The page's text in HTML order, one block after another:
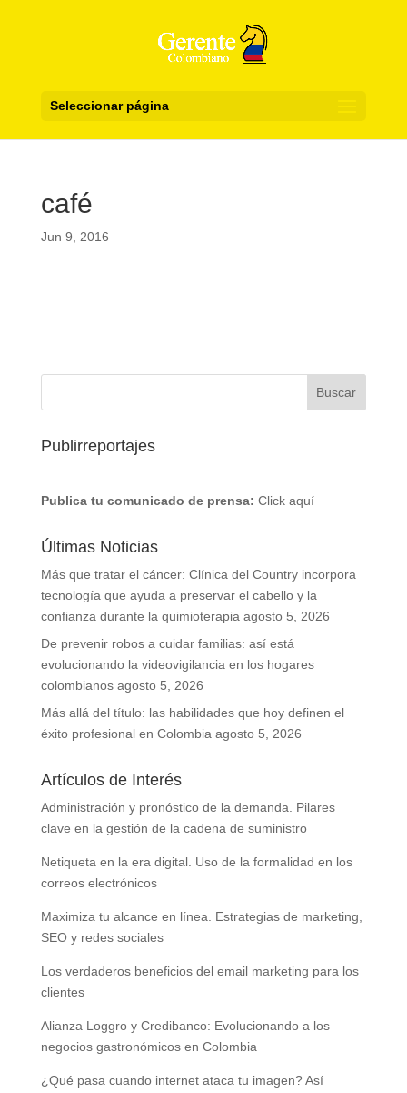
Seleccionar página
café
Jun 9, 2016
Publirreportajes
Publica tu comunicado de prensa: Click aquí
Últimas Noticias
Más que tratar el cáncer: Clínica del Country incorpora
tecnología que ayuda a preservar el cabello y la
confianza durante la quimioterapia agosto 5, 2026
De prevenir robos a cuidar familias: así está
evolucionando la videovigilancia en los hogares
colombianos agosto 5, 2026
Más allá del título: las habilidades que hoy definen el
éxito profesional en Colombia agosto 5, 2026
Artículos de Interés
Administración y pronóstico de la demanda. Pilares
clave en la gestión de la cadena de suministro
Netiqueta en la era digital. Uso de la formalidad en los
correos electrónicos
Maximiza tu alcance en línea. Estrategias de marketing,
SEO y redes sociales
Los verdaderos beneficios del email marketing para los
clientes
Alianza Loggro y Credibanco: Evolucionando a los
negocios gastronómicos en Colombia
¿Qué pasa cuando internet ataca tu imagen? Así